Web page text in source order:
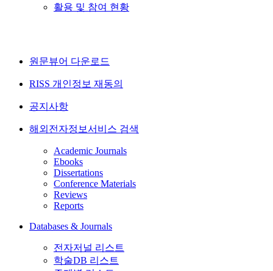
활용 및 참여 현황
원문뷰어 다운로드
RISS 개인정보 재동의
공지사항
해외전자정보서비스 검색
Academic Journals
Ebooks
Dissertations
Conference Materials
Reviews
Reports
Databases & Journals
전자저널 리스트
학술DB 리스트